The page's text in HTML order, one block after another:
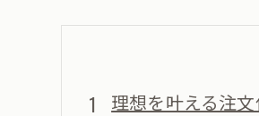
理想を叶える注